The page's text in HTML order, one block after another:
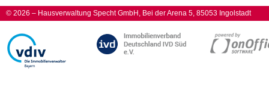
© 2026 – Hausverwaltung Specht GmbH, Bei der Arena 5, 85053 Ingolstadt